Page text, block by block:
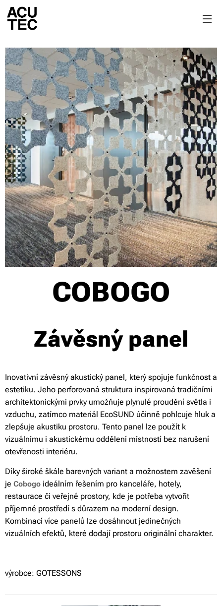
COBOGO
Závěsný panel
Inovativní závěsný akustický panel, který spojuje funkčnost a
estetiku. Jeho perforovaná struktura inspirovaná tradičními
architektonickými prvky umožňuje plynulé proudění světla i
vzduchu, zatímco materiál EcoSUND účinně pohlcuje hluk a
zlepšuje akustiku prostoru. Tento panel lze použít k
vizuálnímu i akustickému oddělení místností bez narušení
otevřenosti interiéru.
Díky široké škále barevných variant a možnostem zavěšení
je Cobogo ideálním řešením pro kanceláře, hotely,
restaurace či veřejné prostory, kde je potřeba vytvořit
příjemné prostředí s důrazem na moderní design.
Kombinací více panelů lze dosáhnout jedinečných
vizuálních efektů, které dodají prostoru originální charakter.
výrobce: GOTESSONS